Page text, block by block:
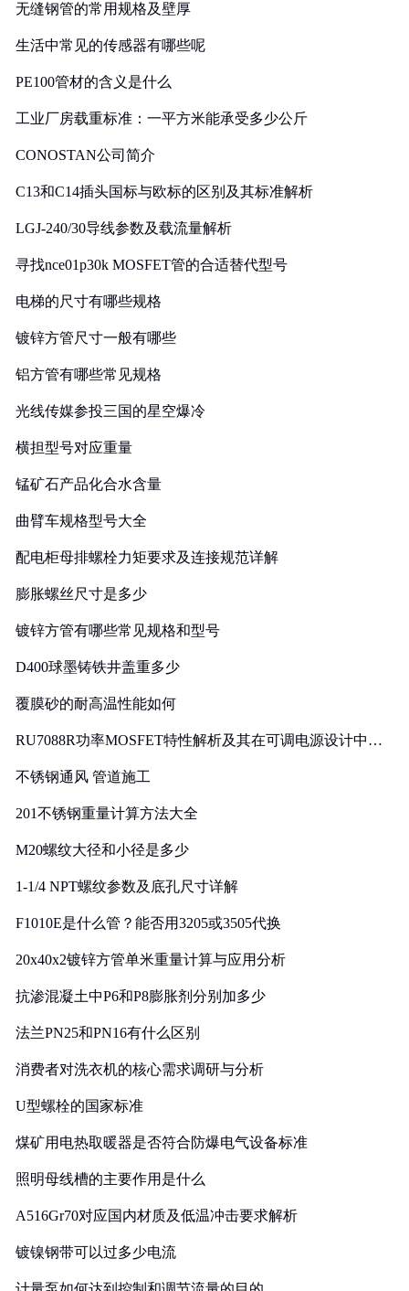
无缝钢管的常用规格及壁厚
生活中常见的传感器有哪些呢
PE100管材的含义是什么
工业厂房载重标准：一平方米能承受多少公斤
CONOSTAN公司简介
C13和C14插头国标与欧标的区别及其标准解析
LGJ-240/30导线参数及载流量解析
寻找nce01p30k MOSFET管的合适替代型号
电梯的尺寸有哪些规格
镀锌方管尺寸一般有哪些
铝方管有哪些常见规格
光线传媒参投三国的星空爆冷
横担型号对应重量
锰矿石产品化合水含量
曲臂车规格型号大全
配电柜母排螺栓力矩要求及连接规范详解
膨胀螺丝尺寸是多少
镀锌方管有哪些常见规格和型号
D400球墨铸铁井盖重多少
覆膜砂的耐高温性能如何
RU7088R功率MOSFET特性解析及其在可调电源设计中的
不锈钢通风 管道施工
201不锈钢重量计算方法大全
M20螺纹大径和小径是多少
1-1/4 NPT螺纹参数及底孔尺寸详解
F1010E是什么管？能否用3205或3505代换
20x40x2镀锌方管单米重量计算与应用分析
抗渗混凝土中P6和P8膨胀剂分别加多少
法兰PN25和PN16有什么区别
消费者对洗衣机的核心需求调研与分析
U型螺栓的国家标准
煤矿用电热取暖器是否符合防爆电气设备标准
照明母线槽的主要作用是什么
A516Gr70对应国内材质及低温冲击要求解析
镀镍钢带可以过多少电流